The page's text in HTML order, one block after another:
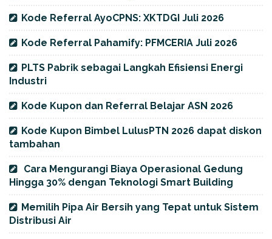
Kode Referral AyoCPNS: XKTDGI Juli 2026
Kode Referral Pahamify: PFMCERIA Juli 2026
PLTS Pabrik sebagai Langkah Efisiensi Energi
Industri
Kode Kupon dan Referral Belajar ASN 2026
Kode Kupon Bimbel LulusPTN 2026 dapat diskon
tambahan
Cara Mengurangi Biaya Operasional Gedung
Hingga 30% dengan Teknologi Smart Building
Memilih Pipa Air Bersih yang Tepat untuk Sistem
Distribusi Air